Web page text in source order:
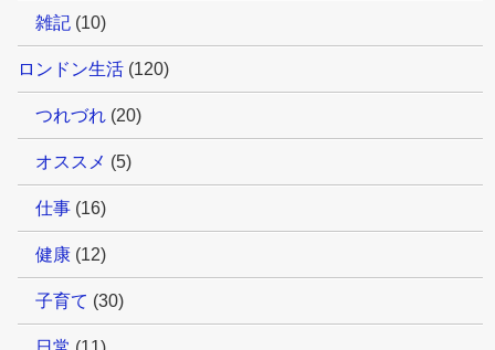
雑記 (10)
ロンドン生活 (120)
つれづれ (20)
オススメ (5)
仕事 (16)
健康 (12)
子育て (30)